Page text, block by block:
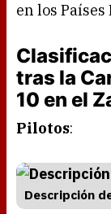
en los Países
tras la
10 en el
Pilotos:
Descripción